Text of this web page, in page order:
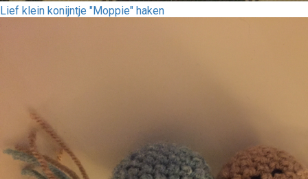
Lief klein konijntje "Moppie" haken